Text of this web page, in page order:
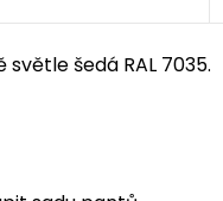
šedá RAL 7035.